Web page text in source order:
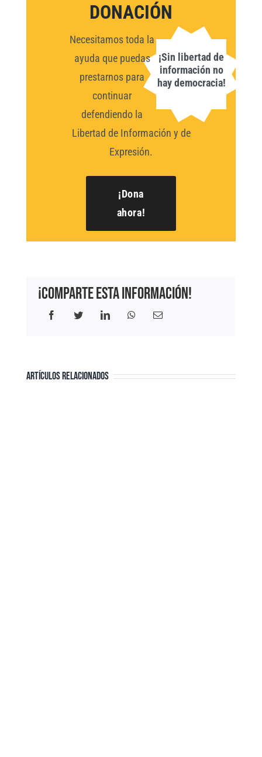
DONACIÓN
¡Sin libertad de
información no
hay democracia!
Necesitamos toda la
ayuda que puedas
prestarnos para
continuar
defendiendo la
Libertad de Información y de
Expresión.
¡Dona
ahora!
¡Comparte esta información!
FacebookTwitterLinkedInWhatsAppCorreo
ARTÍCULOS RELACIONADOS